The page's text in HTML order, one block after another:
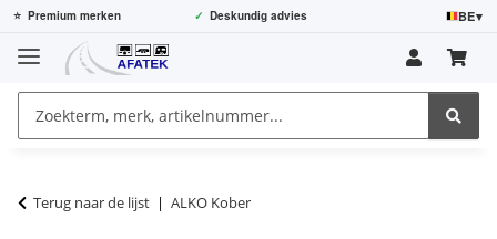
⭐ Premium merken ✓ Deskundig advies BE▾
Terug naar de lijst ALKO Kober